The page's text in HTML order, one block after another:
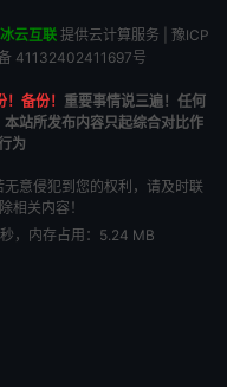
冰云互联提供云计算服务 | 豫ICP
41132402411697号
备份！ 重要事情说三遍！任何
站所发布内容只起综合对比作
为
意侵犯到您的权利，请及时联
相关内容！
，内存占用：5.24 MB